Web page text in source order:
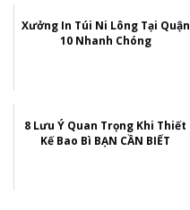
Xưởng In Túi Ni Lông Tại Quận
10 Nhanh Chóng
8 Lưu Ý Quan Trọng Khi Thiết
Kế Bao Bì BẠN CẦN BIẾT